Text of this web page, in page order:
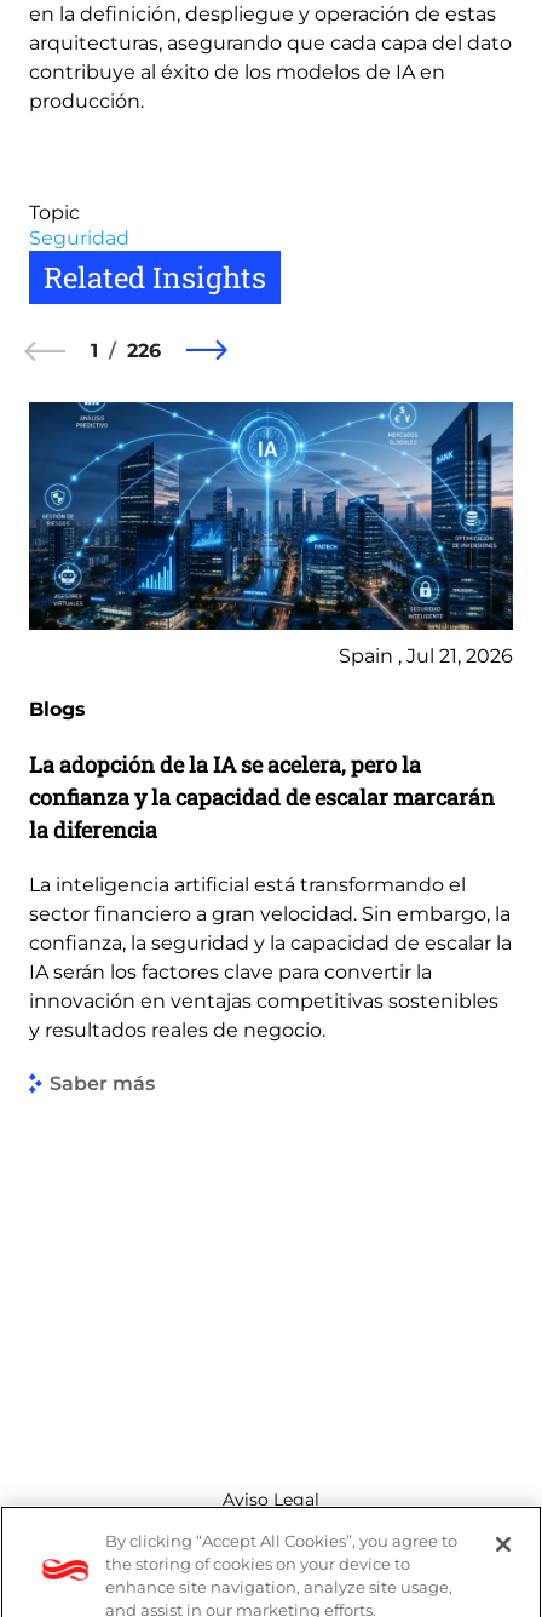
en la definición, despliegue y operación de estas
arquitecturas, asegurando que cada capa del dato
contribuye al éxito de los modelos de IA en
producción.
Topic
Seguridad
Related Insights
1 226
Spain , Jul 21, 2026
Blogs
La adopción de la IA se acelera, pero la
confianza y la capacidad de escalar marcarán
la diferencia
La inteligencia artificial está transformando el
sector financiero a gran velocidad. Sin embargo, la
confianza, la seguridad y la capacidad de escalar la
IA serán los factores clave para convertir la
innovación en ventajas competitivas sostenibles
y resultados reales de negocio.
Saber más
Aviso Legal
Canal de denuncias
Política de cookies
By clicking “Accept All Cookies”, you agree to
the storing of cookies on your device to
enhance site navigation, analyze site usage,
and assist in our marketing efforts.